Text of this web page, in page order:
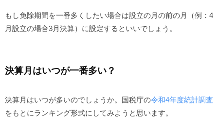
もし免除期間を一番多くしたい場合は設立の月の前の月（例：4
月設立の場合3月決算）に設定するといいでしょう。
決算月はいつが一番多い？
決算月はいつが多いのでしょうか。国税庁の令和4年度統計調査
をもとにランキング形式にしてみようと思います。